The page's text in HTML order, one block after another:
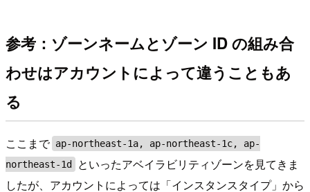
参考：ゾーンネームとゾーン ID の組み合
わせはアカウントによって違うこともあ
る
ここまで ap-northeast-1a, ap-northeast-1c, ap-
northeast-1d
といったアベイラビリティゾーンを見てきま
したが、アカウントによっては「インスタンスタイプ」から